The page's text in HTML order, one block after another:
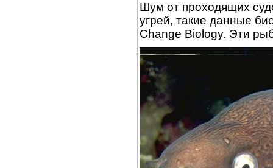
Шум от проходящих
угрей, такие данные
Change Biology. Эти